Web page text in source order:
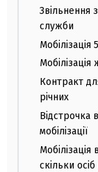
Звільнення
служби
Мобілізація
Мобілізація
Контракт
річних
Відстрочка
мобілізації
Мобілізація
скільки осіб